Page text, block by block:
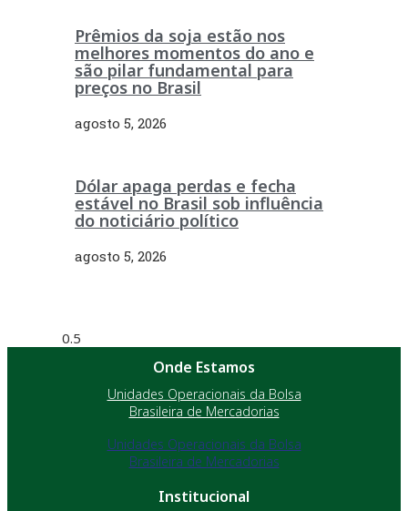
Prêmios da soja estão nos
melhores momentos do ano e
são pilar fundamental para
preços no Brasil
agosto 5, 2026
Dólar apaga perdas e fecha
estável no Brasil sob influência
do noticiário político
agosto 5, 2026
Onde Estamos
Unidades Operacionais da Bolsa
Brasileira de Mercadorias
Unidades Operacionais da Bolsa
Brasileira de Mercadorias
Institucional